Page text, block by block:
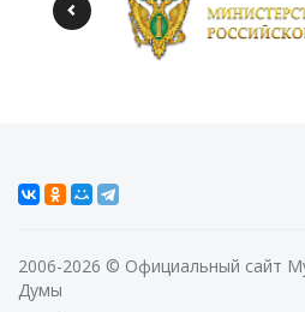
2006-2026 © Официальный сайт
Думы